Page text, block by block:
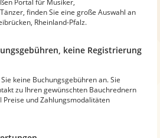
finden Sie eine große Auswahl an
Rheinland-Pfalz.
keine Registrierung
keine Buchungsgebühren an. Sie
zu Ihren gewünschten Bauchrednern
Preise und Zahlungsmodalitäten